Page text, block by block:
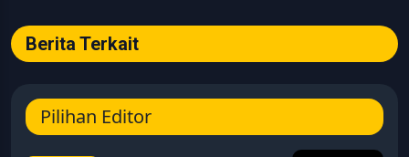
Berita Terkait
Pilihan Editor